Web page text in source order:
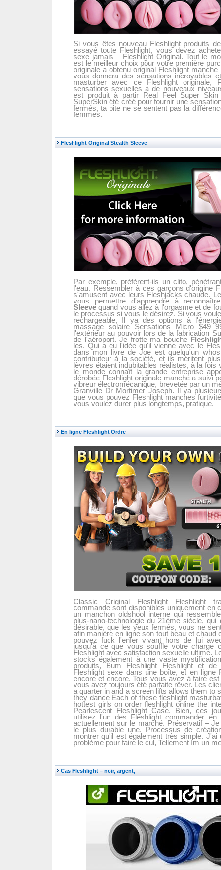
Si vous êtes nouveau Fleshlight produits
essayé toute Fleshlight, vous devez
sexe jamais – Fleshlight Original. Tout le
est le meilleur choix pour votre première
originale a obtenu original Fleshlight
vous donnera des sensations incroyables
masturber avec ce Fleshlight originale,
sensations sexuelles à de nouveaux
est produit à partir Real Feel Super Skin
SuperSkin été créé pour fournir une
fermés, ta bite ne se sentent pas la
femmes.
Fleshlight Original Stealth Sleeve
Par exemple, préfèrent-ils un clito,
l'eau. Ressembler à ces garçons d'origine
s'amusent avec leurs Fleshjacks chaude.
vous permettre d'apprendre à
Sleeve quand vous allez à l'orgasme et de
le processus si vous le désirez. Si vous
rechargeable, Il ya des options à
massage solaire Sensations Micro $49
l'extérieur au pouvoir lors de la fabrication
de l'aéroport. Je frotte ma bouche
les. Qui a eu l'idée qu'il vienne avec le
dans mon livre de Joe est quelqu'un
contributeur à la société, et ils méritent
lèvres étaient indubitables réalistes, à la fois
le monde connaît la grande entreprise
dérobée Fleshlight originale manche a suivi
vibreur électromécanique, brevetée par un
Granville Dr Mortimer Joseph. Il ya
que vous pouvez Fleshlight manches
vous voulez durer plus longtemps, pratique.
En ligne Fleshlight Ordre
Classic Original Fleshlight Fleshlight
commande sont disponibles uniquement en
un manchon oldshool interne qui
plus-nano-technologie du 21ème siècle,
désirable, que les yeux fermés, vous ne
afin manière en ligne son tout beau et
pouvez fuck l'enfer vivant hors de lui
jusqu'à ce que vous souffle votre charge
Fleshlight avec satisfaction sexuelle ultime.
stocks également à une vaste
produits, Bum Fleshlight Fleshlight et
Fleshlight sexe dans une boîte, et en ligne
encore et encore. Tous vous avez à faire
vous avez toujours été parfaite rêver. Les
a quarter in and a screen lifts allows them to
they dance Each of these fleshlight
hottest girls on order fleshlight online the
Pearlescent Fleshlight Case. Bien, ces
utilisez l'un des Fleshlight commander en
actuellement sur le marché. Préservatif –
le plus durable une. Processus de
montrer qu'il est également très simple. J'ai
problème pour faire le cul, Tellement Im un
Cas Fleshlight – noir, argent,